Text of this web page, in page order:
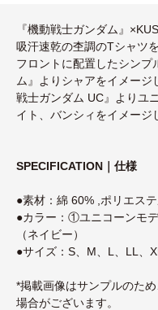
『機動戦士ガンダム』
吸汗速乾の杢調のTシャツ
フロントに配置したシンプ
ム』よりシャアをイメー
戦⼠ガンダム UC』よりユ
イト、バンシィをイメージ
SPECIFICATION｜仕様
●素材：綿 60% ,ポリエス
●カラー：①ユニコーンモ
（ネイビー）
●サイズ：S、M、L、LL、
*掲載画像はサンプルのた
場合がございます。